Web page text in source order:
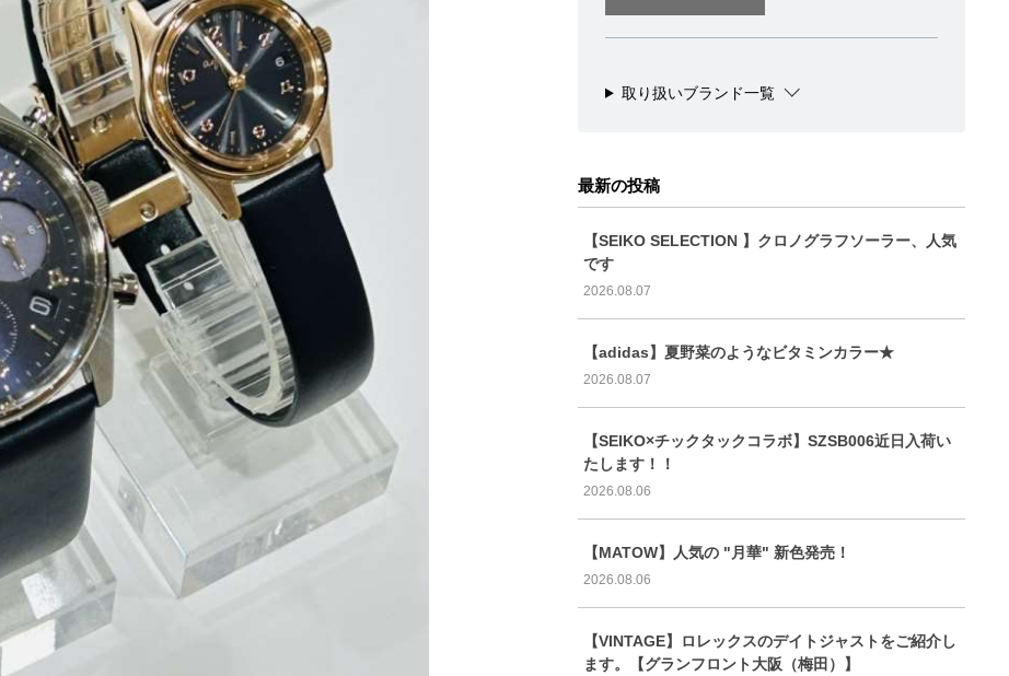
取り扱いブランド一覧
最新の投稿
【SEIKO SELECTION 】クロノグラフソーラー、人気
です
2026.08.07
【adidas】夏野菜のようなビタミンカラー★
2026.08.07
【SEIKO×チックタックコラボ】SZSB006近日入荷い
たします！！
2026.08.06
【MATOW】人気の "月華" 新色発売！
2026.08.06
【VINTAGE】ロレックスのデイトジャストをご紹介し
ます。【グランフロント大阪（梅田）】